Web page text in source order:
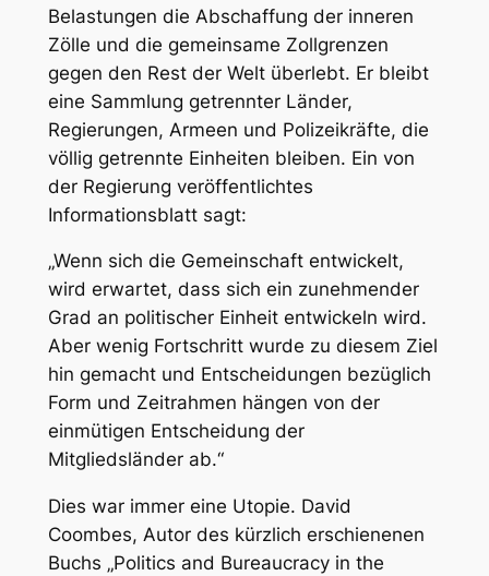
Belastungen die Abschaffung der inneren
Zölle und die gemeinsame Zollgrenzen
gegen den Rest der Welt überlebt. Er bleibt
eine Sammlung getrennter Länder,
Regierungen, Armeen und Polizeikräfte, die
völlig getrennte Einheiten bleiben. Ein von
der Regierung veröffentlichtes
Informationsblatt sagt:
„Wenn sich die Gemeinschaft entwickelt,
wird erwartet, dass sich ein zunehmender
Grad an politischer Einheit entwickeln wird.
Aber wenig Fortschritt wurde zu diesem Ziel
hin gemacht und Entscheidungen bezüglich
Form und Zeitrahmen hängen von der
einmütigen Entscheidung der
Mitgliedsländer ab.“
Dies war immer eine Utopie. David
Coombes, Autor des kürzlich erschienenen
Buchs „Politics and Bureaucracy in the